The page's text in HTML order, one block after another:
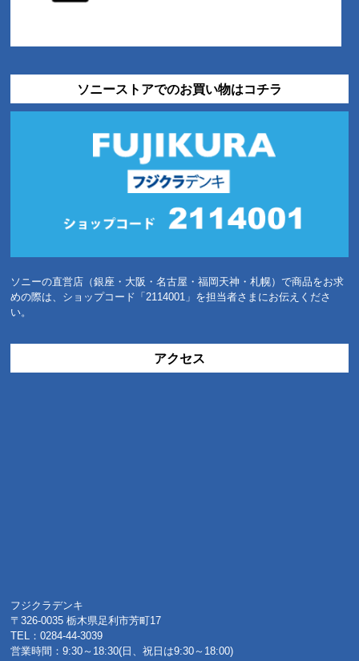
ソニーストアでのお買い物はコチラ
ソニーの直営店（銀座・大阪・名古屋・福岡天神・札幌）で商品をお求
めの際は、ショップコード「2114001」を担当者さまにお伝えくださ
い。
アクセス
フジクラデンキ
〒326-0035 栃木県足利市芳町17
TEL：0284-44-3039
営業時間：9:30～18:30(日、祝日は9:30～18:00)